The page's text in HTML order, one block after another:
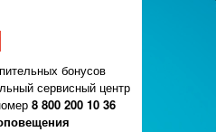
бонусов
сервисный центр
8 800 200 10 36